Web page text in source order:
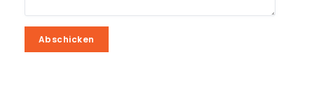
Abschicken
Abschicken